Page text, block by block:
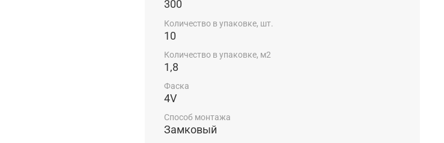
300
Количество в упаковке, шт.
10
Количество в упаковке, м2
1,8
Фаска
4V
Способ монтажа
Замковый